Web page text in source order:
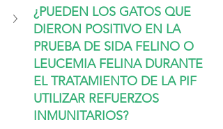
¿PUEDEN LOS GATOS QUE
DIERON POSITIVO EN LA
PRUEBA DE SIDA FELINO O
LEUCEMIA FELINA DURANTE
EL TRATAMIENTO DE LA PIF
UTILIZAR REFUERZOS
INMUNITARIOS?